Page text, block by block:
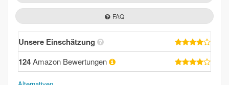
FAQ
Unsere Einschätzung
124Amazon Bewertungen